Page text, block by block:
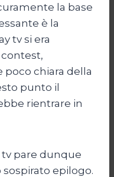
la base
è la
tv si era
chiara della
punto il
rientrare in
tv pare dunque
epilogo.